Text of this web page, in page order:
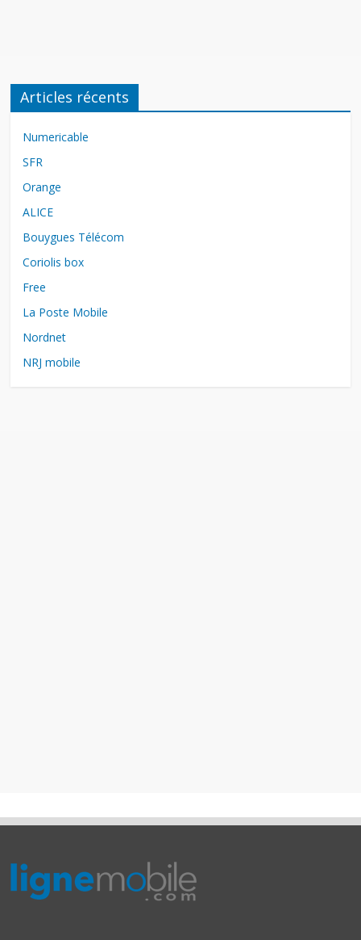
Articles récents
Numericable
SFR
Orange
ALICE
Bouygues Télécom
Coriolis box
Free
La Poste Mobile
Nordnet
NRJ mobile